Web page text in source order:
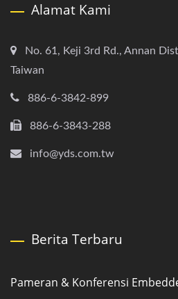
Alamat Kami
No. 61, Keji 3rd Rd., Annan
Taiwan
886-6-3842-899
886-6-3843-288
info@yds.com.tw
Berita Terbaru
Pameran & Konferensi